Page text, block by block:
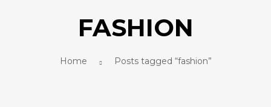
FASHION
Home Posts tagged “fashion”